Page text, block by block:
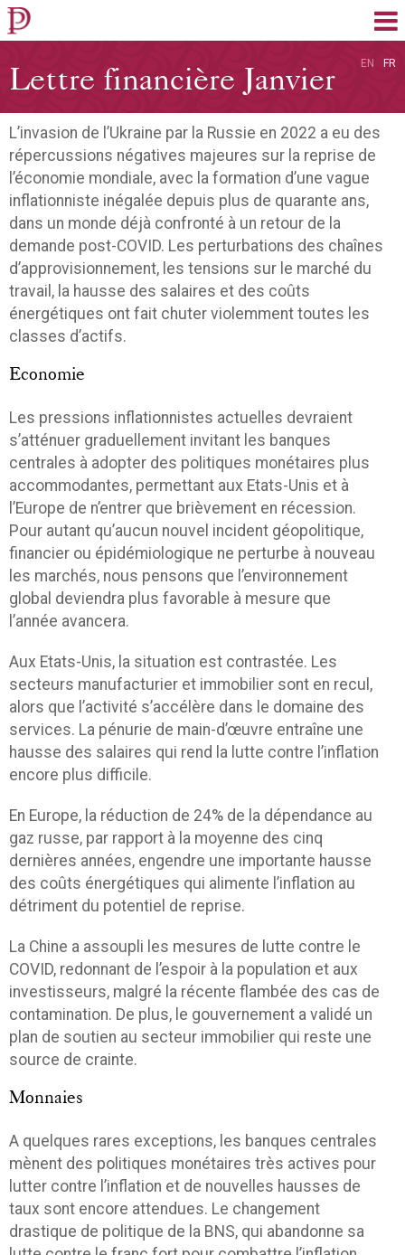
FR
EN
Lettre financière Janvier
2023
L’invasion de l’Ukraine par la Russie en 2022 a eu des
répercussions négatives majeures sur la reprise de
l’économie mondiale, avec la formation d’une vague
inflationniste inégalée depuis plus de quarante ans,
dans un monde déjà confronté à un retour de la
demande post-COVID. Les perturbations des chaînes
d’approvisionnement, les tensions sur le marché du
travail, la hausse des salaires et des coûts
énergétiques ont fait chuter violemment toutes les
classes d’actifs.
Economie
Les pressions inflationnistes actuelles devraient
s’atténuer graduellement invitant les banques
centrales à adopter des politiques monétaires plus
accommodantes, permettant aux Etats-Unis et à
l’Europe de n’entrer que brièvement en récession.
Pour autant qu’aucun nouvel incident géopolitique,
financier ou épidémiologique ne perturbe à nouveau
les marchés, nous pensons que l’environnement
global deviendra plus favorable à mesure que
l’année avancera.
Aux Etats-Unis, la situation est contrastée. Les
secteurs manufacturier et immobilier sont en recul,
alors que l’activité s’accélère dans le domaine des
services. La pénurie de main-d’œuvre entraîne une
hausse des salaires qui rend la lutte contre l’inflation
encore plus difficile.
En Europe, la réduction de 24% de la dépendance au
gaz russe, par rapport à la moyenne des cinq
dernières années, engendre une importante hausse
des coûts énergétiques qui alimente l’inflation au
détriment du potentiel de reprise.
La Chine a assoupli les mesures de lutte contre le
COVID, redonnant de l’espoir à la population et aux
investisseurs, malgré la récente flambée des cas de
contamination. De plus, le gouvernement a validé un
plan de soutien au secteur immobilier qui reste une
source de crainte.
Monnaies
A quelques rares exceptions, les banques centrales
mènent des politiques monétaires très actives pour
lutter contre l’inflation et de nouvelles hausses de
taux sont encore attendues. Le changement
drastique de politique de la BNS, qui abandonne sa